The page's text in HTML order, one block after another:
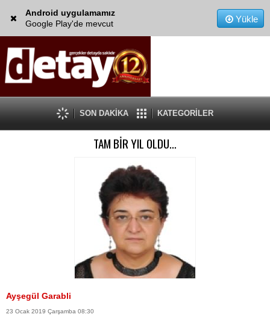
Android uygulamamız
Google Play'de mevcut
Yükle
SON DAKİKA KATEGORİLER
TAM BİR YIL OLDU…
Ayşegül Garabli
23 Ocak 2019 Çarşamba 08:30